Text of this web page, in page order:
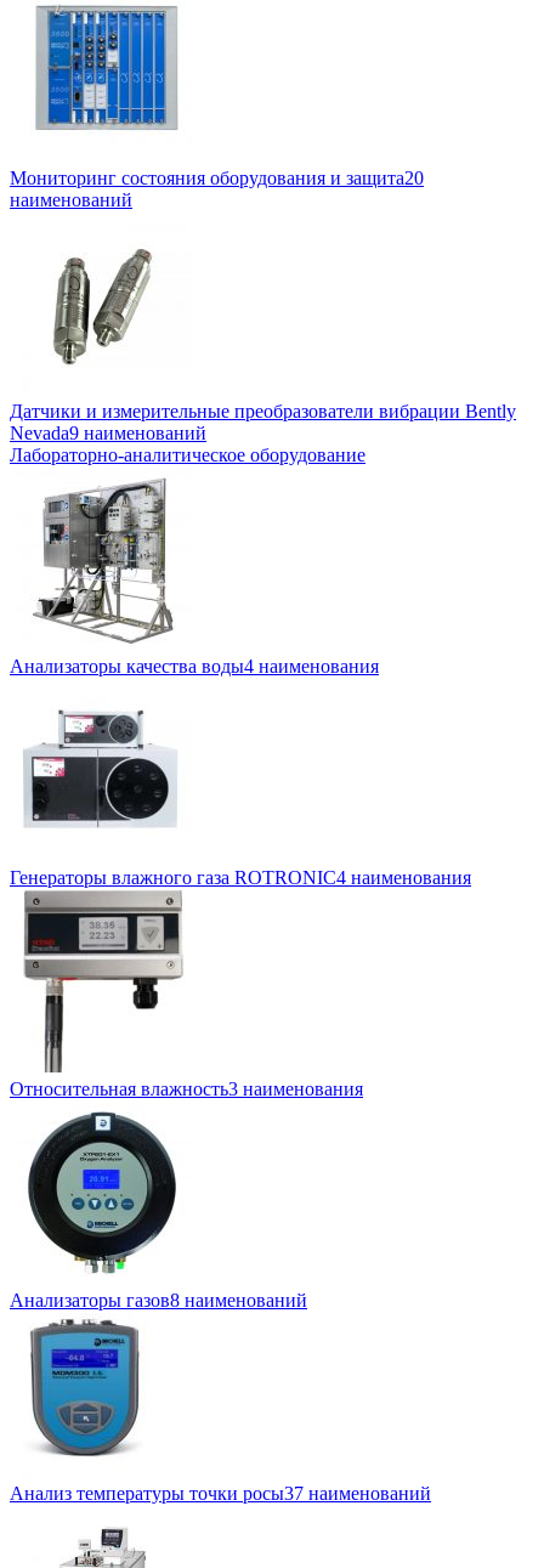
Мониторинг состояния оборудования и защита20
наименований
Датчики и измерительные преобразователи вибрации Bently
Nevada9 наименований
Лабораторно-аналитическое оборудование
Анализаторы качества воды4 наименования
Генераторы влажного газа ROTRONIC4 наименования
Относительная влажность3 наименования
Анализаторы газов8 наименований
Анализ температуры точки росы37 наименований